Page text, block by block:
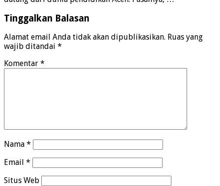
Tinggalkan Balasan
Alamat email Anda tidak akan dipublikasikan. Ruas yang
wajib ditandai *
Komentar *
Nama *
Email *
Situs Web